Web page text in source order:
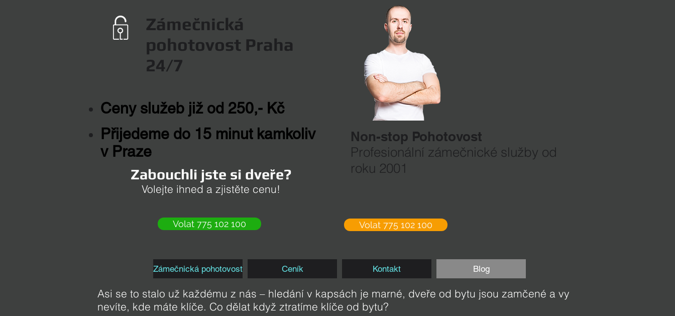
Zámečnická
pohotovost Praha
24/7
Ceny služeb již od 250,- Kč
Přijedeme do 15 minut kamkoliv
v Praze
Zabouchli jste si dveře?
Volejte ihned a zjistěte cenu!
Volat 775 102 100
Non-stop Pohotovost
Profesionální zámečnické služby od
roku 2001
Volat 775 102 100
Zámečnická pohotovost Ceník Kontakt Blog
Asi se to stalo už každému z nás – hledání v kapsách je marné, dveře od bytu jsou zamčené a vy
nevíte, kde máte klíče. Co dělat když ztratíme klíče od bytu?